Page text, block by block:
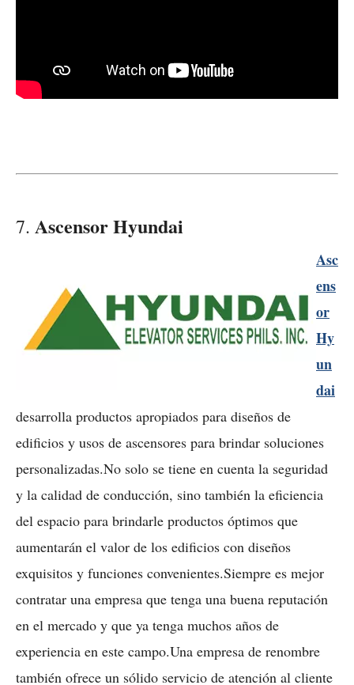
7. Ascensor Hyundai
Asc
ens
or
Hy
un
dai
desarrolla productos apropiados para diseños de
edificios y usos de ascensores para brindar soluciones
personalizadas.No solo se tiene en cuenta la seguridad
y la calidad de conducción, sino también la eficiencia
del espacio para brindarle productos óptimos que
aumentarán el valor de los edificios con diseños
exquisitos y funciones convenientes.Siempre es mejor
contratar una empresa que tenga una buena reputación
en el mercado y que ya tenga muchos años de
experiencia en este campo.Una empresa de renombre
también ofrece un sólido servicio de atención al cliente